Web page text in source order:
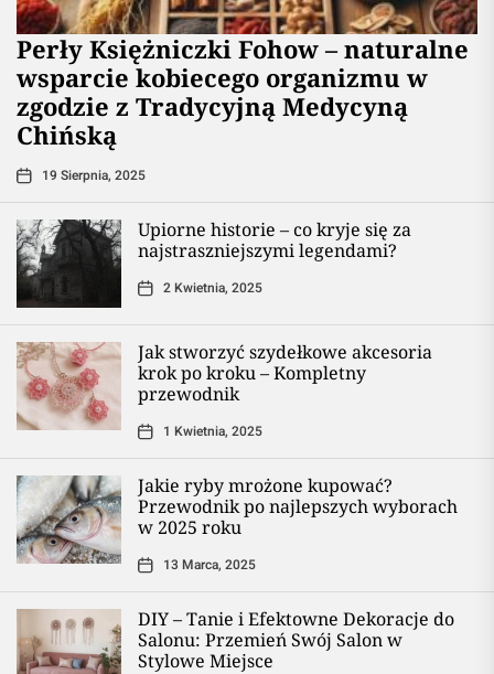
Perły Księżniczki Fohow – naturalne
wsparcie kobiecego organizmu w
zgodzie z Tradycyjną Medycyną
Chińską
19 Sierpnia, 2025
Upiorne historie – co kryje się za
najstraszniejszymi legendami?
2 Kwietnia, 2025
Jak stworzyć szydełkowe akcesoria
krok po kroku – Kompletny
przewodnik
1 Kwietnia, 2025
Jakie ryby mrożone kupować?
Przewodnik po najlepszych wyborach
w 2025 roku
13 Marca, 2025
DIY – Tanie i Efektowne Dekoracje do
Salonu: Przemień Swój Salon w
Stylowe Miejsce